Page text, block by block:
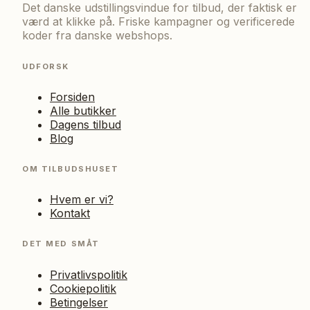
Det danske udstillingsvindue for tilbud, der faktisk er
værd at klikke på. Friske kampagner og verificerede
koder fra danske webshops.
UDFORSK
Forsiden
Alle butikker
Dagens tilbud
Blog
OM TILBUDSHUSET
Hvem er vi?
Kontakt
DET MED SMÅT
Privatlivspolitik
Cookiepolitik
Betingelser